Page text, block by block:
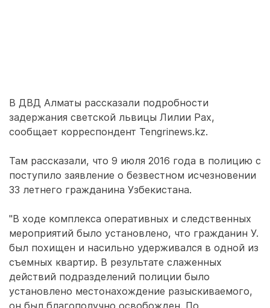
В ДВД Алматы рассказали подробности
задержания светской львицы Лилии Рах,
сообщает корреспондент Tengrinews.kz.
Там рассказали, что 9 июля 2016 года в полицию с
поступило заявление о безвестном исчезновении
33 летнего гражданина Узбекистана.
"В ходе комплекса оперативных и следственных
мероприятий было установлено, что гражданин У.
был похищен и насильно удерживался в одной из
съемных квартир. В результате слаженных
действий подразделений полиции было
установлено местонахождение разыскиваемого,
он был благополучно освобожден. По